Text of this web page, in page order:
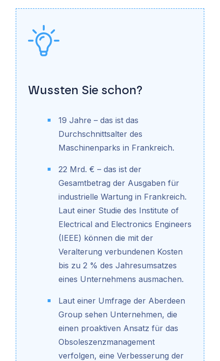
Wussten Sie schon?
19 Jahre – das ist das
Durchschnittsalter des
Maschinenparks in Frankreich.
22 Mrd. € – das ist der
Gesamtbetrag der Ausgaben für
industrielle Wartung in Frankreich.
Laut einer Studie des Institute of
Electrical and Electronics Engineers
(IEEE) können die mit der
Veralterung verbundenen Kosten
bis zu 2 % des Jahresumsatzes
eines Unternehmens ausmachen.
Laut einer Umfrage der Aberdeen
Group sehen Unternehmen, die
einen proaktiven Ansatz für das
Obsoleszenzmanagement
verfolgen, eine Verbesserung der